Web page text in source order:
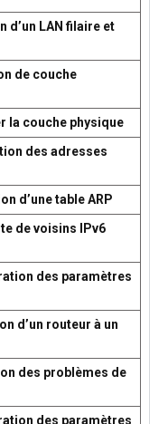
d’un LAN filaire et
de couche
la couche physique
des adresses
d’une table ARP
de voisins IPv6
des paramètres
d’un routeur à un
des problèmes de
des paramètres